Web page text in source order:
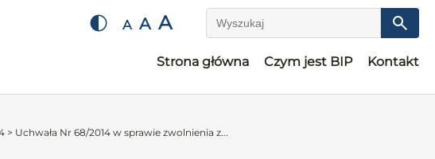
A A A Wyszukaj
Strona główna Czym jest BIP Kontakt
> Uchwała Nr 68/2014 w sprawie zwolnienia z...